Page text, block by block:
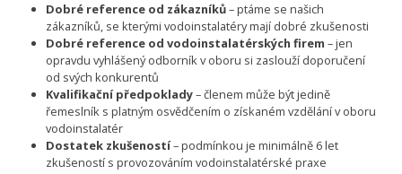
Dobré reference od zákazníků– ptáme se našich
zákazníků, se kterými vodoinstalatéry mají dobré zkušenosti
Dobré reference od vodoinstalatérských firem – jen
opravdu vyhlášený odborník v oboru si zaslouží doporučení
od svých konkurentů
Kvalifikační předpoklady– členem může být jedině
řemeslník s platným osvědčením o získaném vzdělání v oboru
vodoinstalatér
Dostatek zkušeností– podmínkou je minimálně 6 let
zkušeností s provozováním vodoinstalatérské praxe